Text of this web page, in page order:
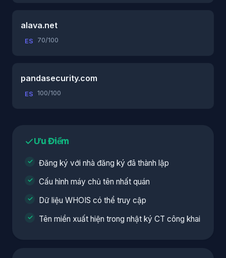
alava.net
ES 70/100
pandasecurity.com
ES 100/100
Ưu Điểm
Đăng ký với nhà đăng ký đã thành lập
Cấu hình máy chủ tên nhất quán
Dữ liệu WHOIS có thể truy cập
Tên miền xuất hiện trong nhật ký CT công khai